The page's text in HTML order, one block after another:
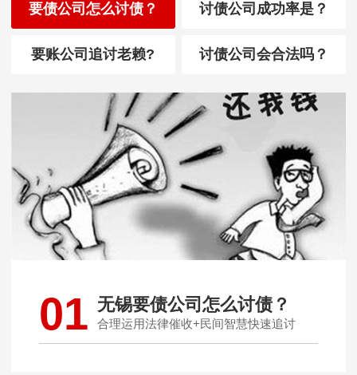
要债公司怎么讨债？ 讨债公司成功率是？
要账公司追讨老赖? 讨债公司会合法吗？
01 无锡要债公司怎么讨债？
合理运用法律催收+民间智慧快速追讨